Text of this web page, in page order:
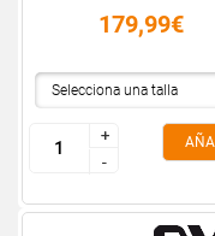
179,99€
+
-
+
-